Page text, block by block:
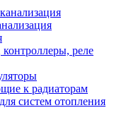
реле
к радиаторам
систем отопления